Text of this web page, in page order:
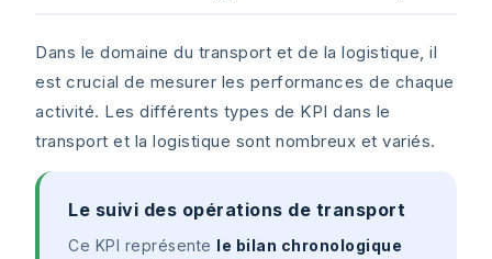
Dans le domaine du transport et de la logistique, il
est crucial de mesurer les performances de chaque
activité. Les différents types de KPI dans le
transport et la logistique sont nombreux et variés.
Le suivi des opérations de transport
Ce KPI représente le bilan chronologique